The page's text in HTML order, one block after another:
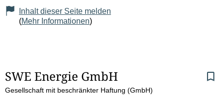
Inhalt dieser Seite melden
(Mehr Informationen)
S
e
SWE Energie GmbH
Gesellschaft mit beschränkter Haftung (GmbH)